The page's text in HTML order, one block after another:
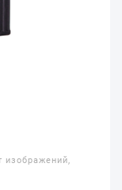
изображений,